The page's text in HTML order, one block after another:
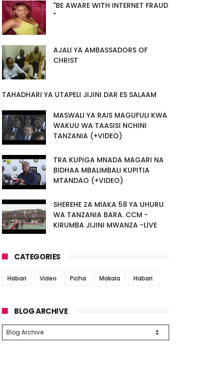
"BE AWARE WITH INTERNET FRAUD
"
AJALI YA AMBASSADORS OF
CHRIST
TAHADHARI YA UTAPELI JIJINI DAR ES SALAAM
MASWALI YA RAIS MAGUFULI KWA
WAKUU WA TAASISI NCHINI
TANZANIA (+VIDEO)
TRA KUPIGA MNADA MAGARI NA
BIDHAA MBALIMBALI KUPITIA
MTANDAO (+VIDEO)
SHEREHE ZA MIAKA 58 YA UHURU
WA TANZANIA BARA. CCM -
KIRUMBA JIJINI MWANZA -LIVE
CATEGORIES
Habari Video Picha Makala Habari.
BLOG ARCHIVE